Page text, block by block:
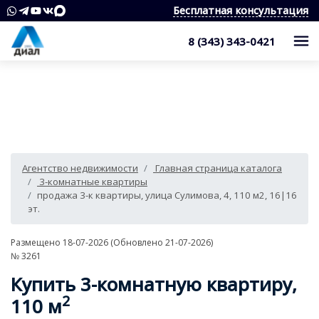
Бесплатная консультация
8 (343) 343-0421
1-комнатные квартиры
2-комнатные квартиры
4 и более комнатные квартиры
Комнаты
Дома, дачи, коттеджи
Участки
Аренда
Квартиры
Служба контроля качества
Наши награды
Специалист по недвижимости
Отзывы
Услуги
Продажа недвижимости
Покупка недвижимости
Покупка новостроек
Оценка квартиры
Для клиента
Как выбрать агентство недвижимости?
8 (343) 343-0421
Агентство недвижимости
Главная страница каталога
3-комнатные квартиры
продажа 3-к квартиры, улица Сулимова, 4, 110 м2, 16|16
эт.
Размещено 18-07-2026 (Обновлено 21-07-2026)
№ 3261
Купить 3-комнатную квартиру,
110 м2